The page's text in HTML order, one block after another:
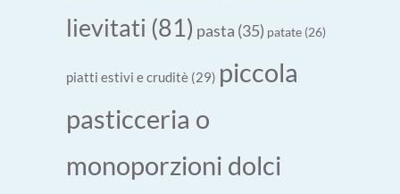
lievitati (81) pasta (35) patate (26)
piatti estivi e cruditè (29) piccola
pasticceria o
monoporzioni dolci